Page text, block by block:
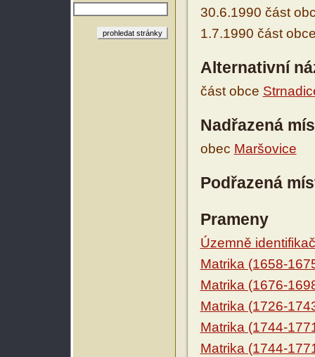
30.6.1990 část
1.7.1990 část
Alternativní
část obce
Nadřazená
obec Maršovice
Podřazená
Prameny
Územně
Matrika (1658-
Matrika (1676-
Matrika (1726-
Matrika (1744-
Matrika (1744-